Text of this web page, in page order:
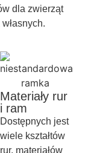
dla zwierząt
Materiały rur
i ram
Dostępnych jest
wiele kształtów
rur, materiałów